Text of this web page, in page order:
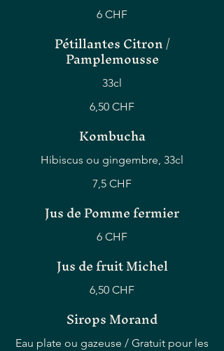
6 CHF
Pétillantes Citron /
Pamplemousse
33cl
6,50 CHF
Kombucha
Hibiscus ou gingembre, 33cl
7,5 CHF
Jus de Pomme fermier
6 CHF
Jus de fruit Michel
6,50 CHF
Sirops Morand
Eau plate ou gazeuse / Gratuit pour les